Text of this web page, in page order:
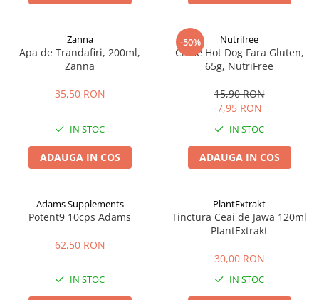
Zanna
Apa de Trandafiri, 200ml,
Zanna
35,50 RON
IN STOC
ADAUGA IN COS
-50% Nutrifree
Chifle Hot Dog Fara Gluten,
65g, NutriFree
15,90 RON
7,95 RON
IN STOC
ADAUGA IN COS
Adams Supplements
Potent9 10cps Adams
62,50 RON
IN STOC
PlantExtrakt
Tinctura Ceai de Jawa 120ml
PlantExtrakt
30,00 RON
IN STOC